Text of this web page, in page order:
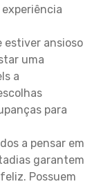
estiver ansioso
uma
a
para
a pensar em
garantem
Possuem